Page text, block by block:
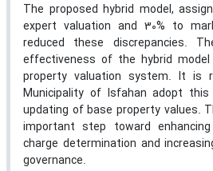
The proposed hybrid model,
expert valuation and 30% to
reduced these discrepancies.
effectiveness of the hybrid
property valuation system. It is
Municipality of Isfahan adopt
updating of base property values.
important step toward
charge determination and
governance.